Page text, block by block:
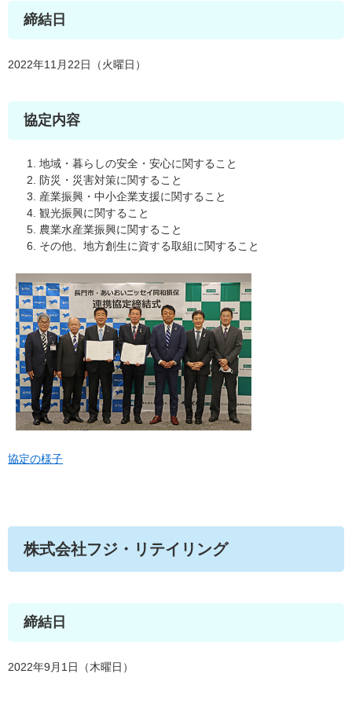
締結日
2022年11月22日（火曜日）
協定内容
地域・暮らしの安全・安心に関すること
防災・災害対策に関すること
産業振興・中小企業支援に関すること
観光振興に関すること
農業水産業振興に関すること
その他、地方創生に資する取組に関すること
協定の様子
株式会社フジ・リテイリング
締結日
2022年9月1日（木曜日）